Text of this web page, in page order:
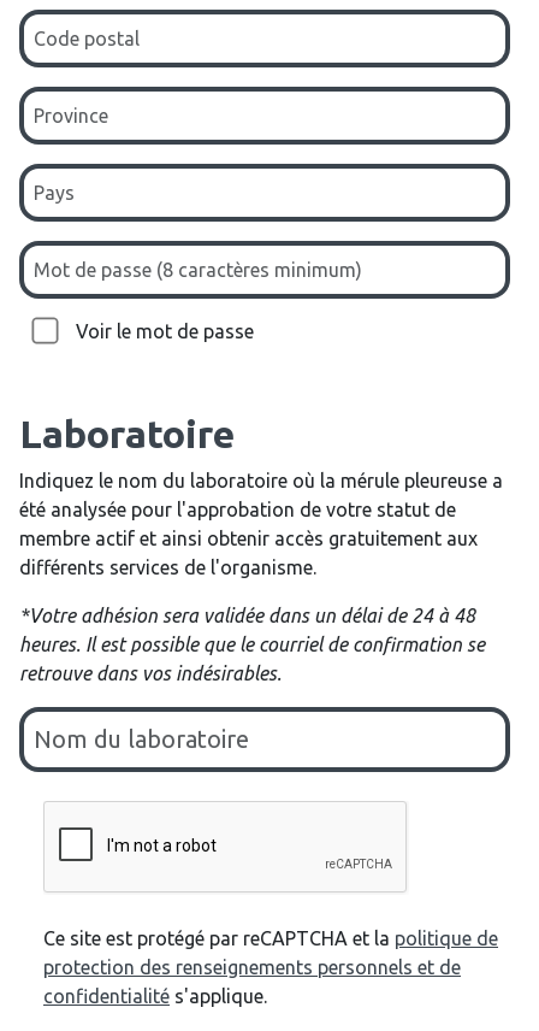
Voir le mot de passe
Laboratoire
Indiquez le nom du laboratoire où la mérule pleureuse a
été analysée pour l'approbation de votre statut de
membre actif et ainsi obtenir accès gratuitement aux
différents services de l'organisme.
*Votre adhésion sera validée dans un délai de 24 à 48
heures. Il est possible que le courriel de confirmation se
retrouve dans vos indésirables.
Ce site est protégé par reCAPTCHA et la politique de
protection des renseignements personnels et de
confidentialité s'applique.